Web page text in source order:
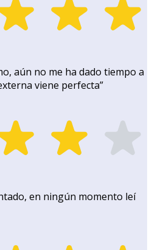
aún no me ha dado tiempo a
viene perfecta”
en ningún momento leí